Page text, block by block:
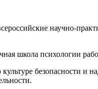
научно-
школа психологии
безопасности и